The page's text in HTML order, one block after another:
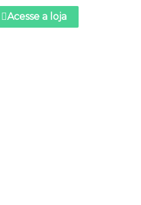
Acesse a loja